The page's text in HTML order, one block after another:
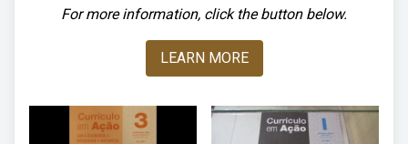
For more information, click the button below.
LEARN MORE